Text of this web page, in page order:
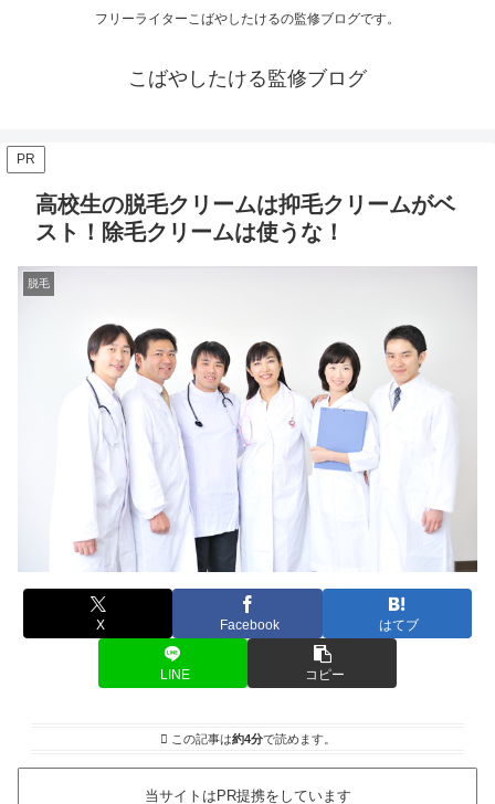
フリーライターこばやしたけるの監修ブログです。
こばやしたける監修ブログ
PR
高校生の脱毛クリームは抑毛クリームがベ
スト！除毛クリームは使うな！
脱毛
X Facebook はてブ
LINE コピー
この記事は約4分で読めます。
当サイトはPR提携をしています